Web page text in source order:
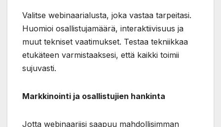
Valitse webinaarialusta, joka vastaa tarpeitasi.
Huomioi osallistujamäärä, interaktiivisuus ja
muut tekniset vaatimukset. Testaa tekniikkaa
etukäteen varmistaaksesi, että kaikki toimii
sujuvasti.
Markkinointi ja osallistujien hankinta
Jotta webinaariisi saapuu mahdollisimman